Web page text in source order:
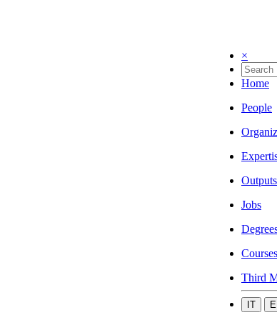
×
Home
People
Outputs
Jobs
Courses
Third
IT